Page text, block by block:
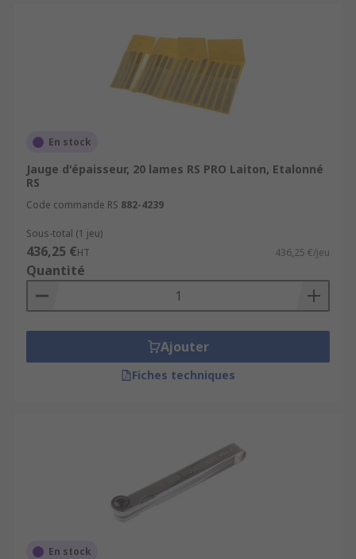
En stock
Jauge d'épaisseur, 20 lames RS PRO Laiton, Etalonné
RS
Code commande RS 882-4239
Sous-total (1 jeu)
436,25 €HT 436,25 €/jeu
Quantité
Ajouter
Fiches techniques
En stock